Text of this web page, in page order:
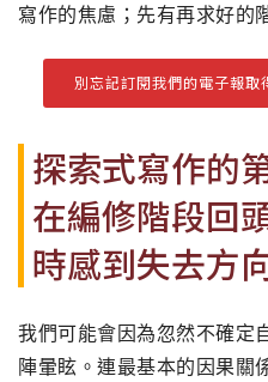
寫作的焦慮；先有再求好的
別忘記訂閱我們的電子報取
探索式寫作的
在編修階段回
時感到失去方
我們可能會因為忽然不確定
陣暈眩。連最基本的因果關